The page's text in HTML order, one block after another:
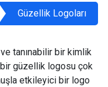
Güzellik Logoları
tanınabilir bir kimlik
bir güzellik logosu çok
etkileyici bir logo